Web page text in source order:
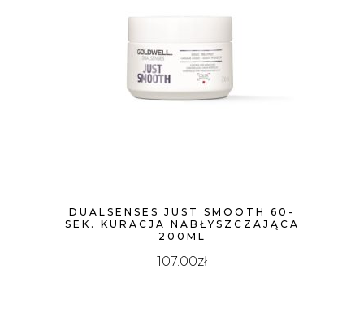
DUALSENSES JUST SMOOTH 60-
SEK. KURACJA NABŁYSZCZAJĄCA
200ML
107.00zł